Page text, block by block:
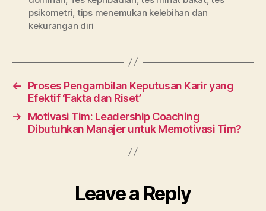
psikometri tips menemukan kelebihan dan
kekurangan diri
←
Proses Pengambilan Keputusan Karir yang
Efektif ‘Fakta dan Riset’
→
Motivasi Tim: Leadership Coaching
Dibutuhkan Manajer untuk Memotivasi Tim?
Leave a Reply